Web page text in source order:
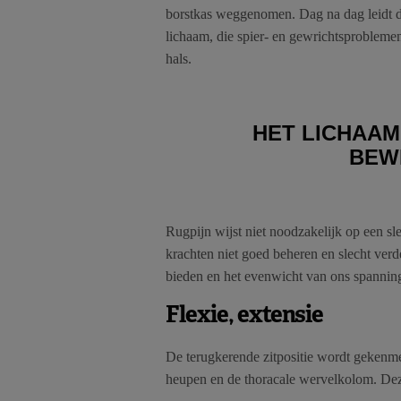
borstkas weggenomen. Dag na dag leidt
lichaam, die spier- en
hals.
HET
Rugpijn wijst niet noodzakelijk op een
krachten niet goed beheren en slecht
bieden en het evenwicht van ons
Flexie, extensie
De terugkerende zitpositie wordt
heupen en de thoracale wervelkolom.